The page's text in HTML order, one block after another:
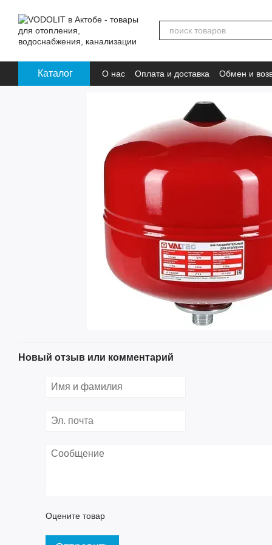
Каталог О нас Оплата и доставка Обмен и
Новый отзыв или комментарий
Оцените товар